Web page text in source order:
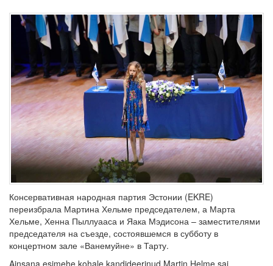
Консервативная народная партия Эстонии (EKRE)
переизбрала Мартина Хельме председателем, а Марта
Хельме, Хенна Пыллуааса и Яака Мэдисона – заместителями
председателя на съезде, состоявшемся в субботу в
концертном зале «Ванемуйне» в Тарту.
Ainsana esimehe kohale kandideerinud Martin Helme sai